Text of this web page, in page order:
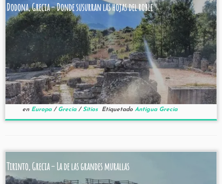
Dodona, Grecia – Donde susurran las hojas del roble
en Europa / Grecia / Sitios Etiquetado Antigua Grecia
Tirinto, Grecia – La de las grandes murallas